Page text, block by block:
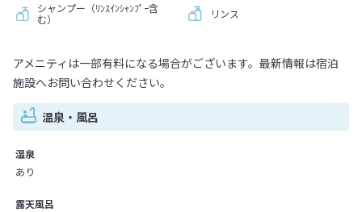
シャンプー（ﾘﾝｽｲﾝｼｬﾝﾌﾟｰ含
む）
リンス
アメニティは一部有料になる場合がございます。最新情報は宿泊
施設へお問い合わせください。
温泉・風呂
温泉
あり
露天風呂